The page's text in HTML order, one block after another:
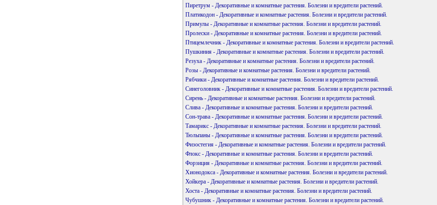
Пиретрум - Декоративные и комнатные растения. Болезни и вредители растений.
Платикодон - Декоративные и комнатные растения. Болезни и вредители растений.
Примулы - Декоративные и комнатные растения. Болезни и вредители растений.
Пролески - Декоративные и комнатные растения. Болезни и вредители растений.
Птицемлечник - Декоративные и комнатные растения. Болезни и вредители растений.
Пушкиния - Декоративные и комнатные растения. Болезни и вредители растений.
Резуха - Декоративные и комнатные растения. Болезни и вредители растений.
Розы - Декоративные и комнатные растения. Болезни и вредители растений.
Рябчики - Декоративные и комнатные растения. Болезни и вредители растений.
Синеголовник - Декоративные и комнатные растения. Болезни и вредители растений.
Сирень - Декоративные и комнатные растения. Болезни и вредители растений.
Слива - Декоративные и комнатные растения. Болезни и вредители растений.
Сон-трава - Декоративные и комнатные растения. Болезни и вредители растений.
Тамарикс - Декоративные и комнатные растения. Болезни и вредители растений.
Тюльпаны - Декоративные и комнатные растения. Болезни и вредители растений.
Физостегия - Декоративные и комнатные растения. Болезни и вредители растений.
Флокс - Декоративные и комнатные растения. Болезни и вредители растений.
Форзиция - Декоративные и комнатные растения. Болезни и вредители растений.
Хионодокса - Декоративные и комнатные растения. Болезни и вредители растений.
Хойкера - Декоративные и комнатные растения. Болезни и вредители растений.
Хоста - Декоративные и комнатные растения. Болезни и вредители растений.
Чубушник - Декоративные и комнатные растения. Болезни и вредители растений.